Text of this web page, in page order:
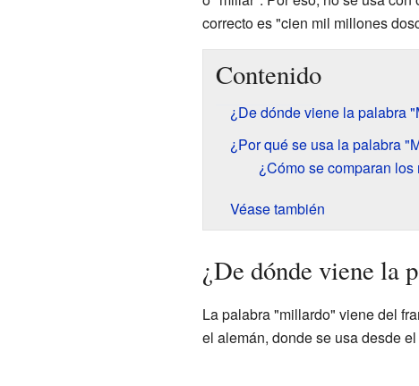
correcto es "cien mil millones
Contenido
¿De dónde viene la palabra
¿Por qué se usa la palabra
¿Cómo se comparan
Véase también
¿De dónde viene la
La palabra "millardo" viene del
el alemán, donde se usa desde